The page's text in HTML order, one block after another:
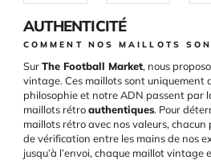
AUTHENTICITÉ
COMMENT NOS MAILLOTS
SurThe Football Market, nous
vintage. Ces maillots sont uniquement
philosophie et notre ADN passent par
maillots rétroauthentiques. Pour
maillots rétro avec nos valeurs,
de vérification entre les mains de nos
jusqu’à l’envoi, chaque maillot vintage